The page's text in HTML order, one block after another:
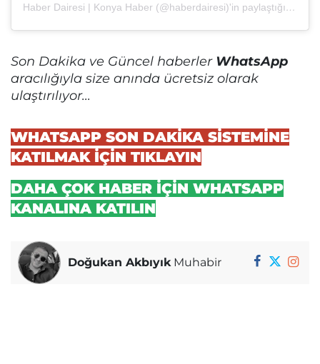
Haber Dairesi | Konya Haber (@haberdairesi)'in paylaştığı bir gönderi
Son Dakika ve Güncel haberler WhatsApp
aracılığıyla size anında ücretsiz olarak
ulaştırılıyor...
WHATSAPP SON DAKİKA SİSTEMİNE
KATILMAK İÇİN TIKLAYIN
DAHA ÇOK HABER İÇİN WHATSAPP
KANALINA KATILIN
Doğukan AkbıyıkMuhabir